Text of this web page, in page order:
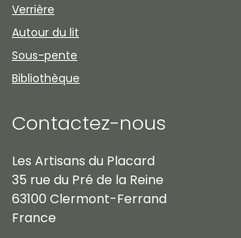
Verrière
Autour du lit
Sous-pente
Bibliothèque
Contactez-nous
Les Artisans du Placard
35 rue du Pré de la Reine
63100 Clermont-Ferrand
France